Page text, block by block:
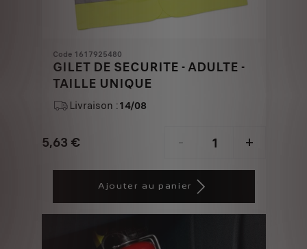
Code 1617925480
GILET DE SECURITE - ADULTE -
TAILLE UNIQUE
Livraison :14/08
5,63 €
Price
€
- +
Quantity
1
Ajouter au panier